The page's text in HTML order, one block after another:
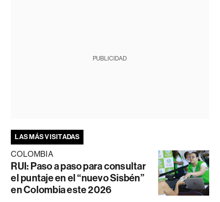
PUBLICIDAD
LAS MÁS VISITADAS
COLOMBIA
RUI: Paso a paso para consultar
el puntaje en el “nuevo Sisbén”
en Colombia este 2026